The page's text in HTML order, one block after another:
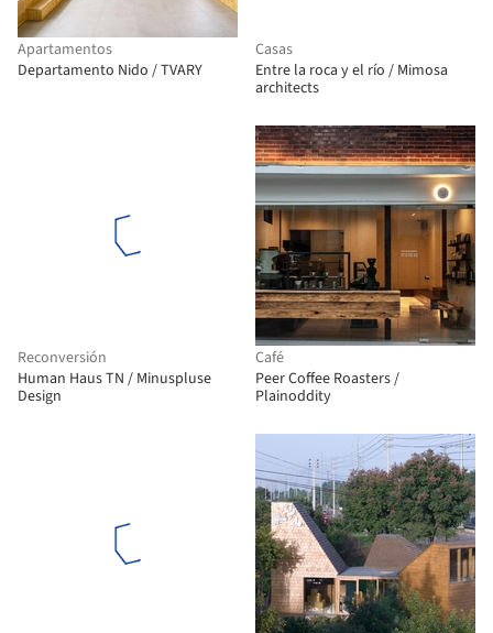
Apartamentos
Departamento Nido / TVARY
Casas
Entre la roca y el río / Mimosa
architects
Reconversión
Human Haus TN / Minuspluse
Design
Café
Peer Coffee Roasters /
Plainoddity